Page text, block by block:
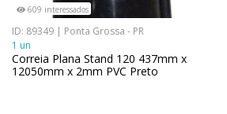
609 interessados
ID: 89349 | Ponta Grossa - PR
1 un
Correia Plana Stand 120 437mm x
12050mm x 2mm PVC Preto